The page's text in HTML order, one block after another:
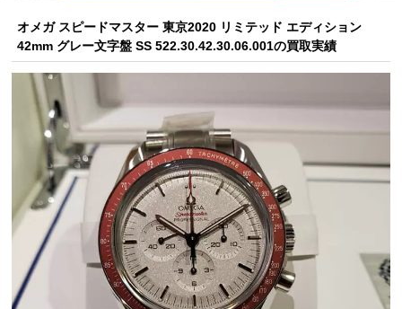
今すぐ電話査定
受付時間 10:00～19:00
なんば店 神戸元町(三宮)店 LAB大阪
中野ブロードウェイ
宅配買取を申し込む
無料の宅配キットをお届けします
オメガ スピードマスター 東京2020 リミテッド エディション
42mm グレー文字盤 SS 522.30.42.30.06.001の買取実績